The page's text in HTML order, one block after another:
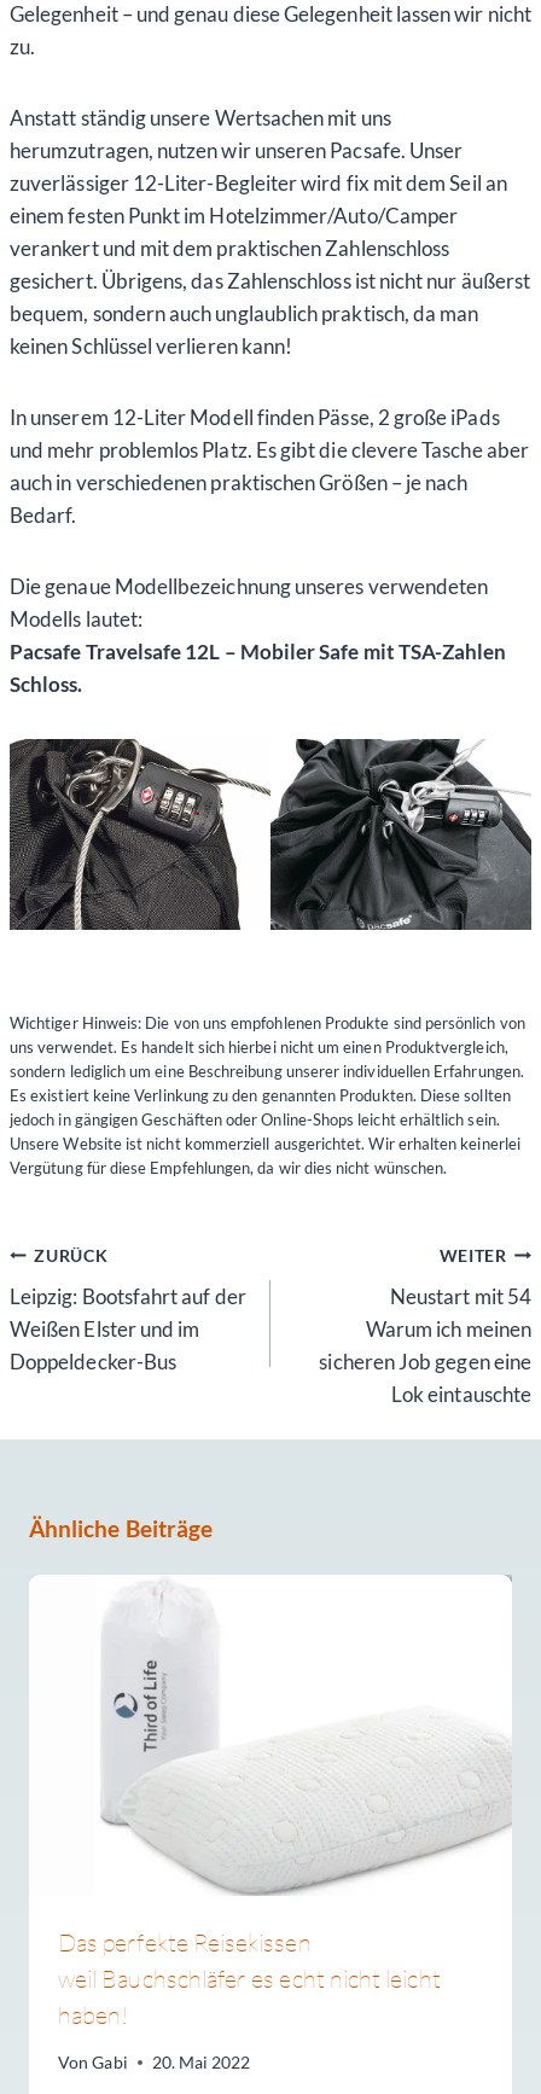
Gelegenheit – und genau diese Gelegenheit lassen wir nicht
zu.
Anstatt ständig unsere Wertsachen mit uns
herumzutragen, nutzen wir unseren Pacsafe. Unser
zuverlässiger 12-Liter-Begleiter wird fix mit dem Seil an
einem festen Punkt im Hotelzimmer/Auto/Camper
verankert und mit dem praktischen Zahlenschloss
gesichert. Übrigens, das Zahlenschloss ist nicht nur äußerst
bequem, sondern auch unglaublich praktisch, da man
keinen Schlüssel verlieren kann!
In unserem 12-Liter Modell finden Pässe, 2 große iPads
und mehr problemlos Platz. Es gibt die clevere Tasche aber
auch in verschiedenen praktischen Größen – je nach
Bedarf.
Die genaue Modellbezeichnung unseres verwendeten
Modells lautet:
Pacsafe Travelsafe 12L – Mobiler Safe mit TSA-Zahlen
Schloss.
Wichtiger Hinweis: Die von uns empfohlenen Produkte sind persönlich von
uns verwendet. Es handelt sich hierbei nicht um einen Produktvergleich,
sondern lediglich um eine Beschreibung unserer individuellen Erfahrungen.
Es existiert keine Verlinkung zu den genannten Produkten. Diese sollten
jedoch in gängigen Geschäften oder Online-Shops leicht erhältlich sein.
Unsere Website ist nicht kommerziell ausgerichtet. Wir erhalten keinerlei
Vergütung für diese Empfehlungen, da wir dies nicht wünschen.
Beitragsnavigation
ZURÜCK
Leipzig: Bootsfahrt auf der
Weißen Elster und im
Doppeldecker-Bus
WEITER
Neustart mit 54
Warum ich meinen
sicheren Job gegen eine
Lok eintauschte
Ähnliche Beiträge
Das perfekte Reisekissen
weil Bauchschläfer es echt nicht leicht
haben!
Von Gabi 20. Mai 2022